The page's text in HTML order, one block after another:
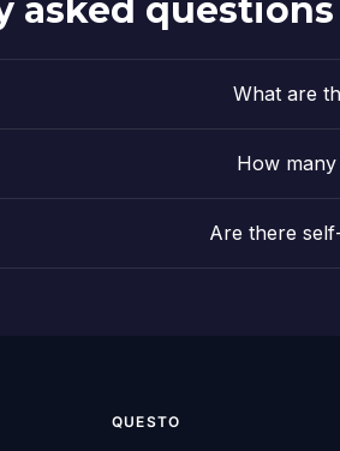
asked questions
What are
How
Are there
QUESTO